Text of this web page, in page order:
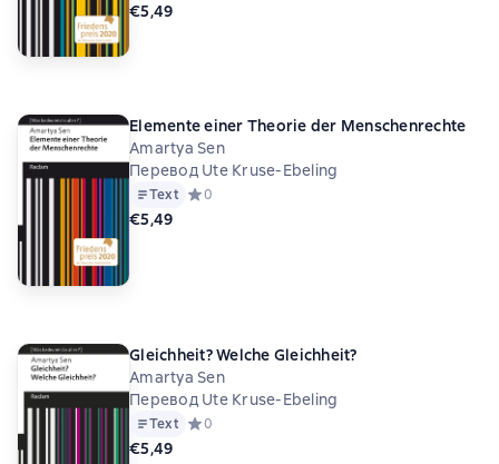
€5,49
Elemente einer Theorie der Menschenrechte
Amartya Sen
Перевод Ute Kruse-Ebeling
Text Средний рейтинг 0 на основе 0 оценок
0
€5,49
Gleichheit? Welche Gleichheit?
Amartya Sen
Перевод Ute Kruse-Ebeling
Text Средний рейтинг 0 на основе 0 оценок
0
€5,49